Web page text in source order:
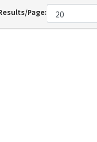
Page: